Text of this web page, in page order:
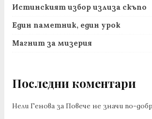
Истинският избор излиза скъпо
Един паметник, един урок
Магнит за мизерия
Последни коментари
Нели Геноваза Повече не значи по-